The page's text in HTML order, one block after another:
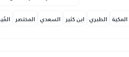
المختصر السعدي ابن كثير الطبري